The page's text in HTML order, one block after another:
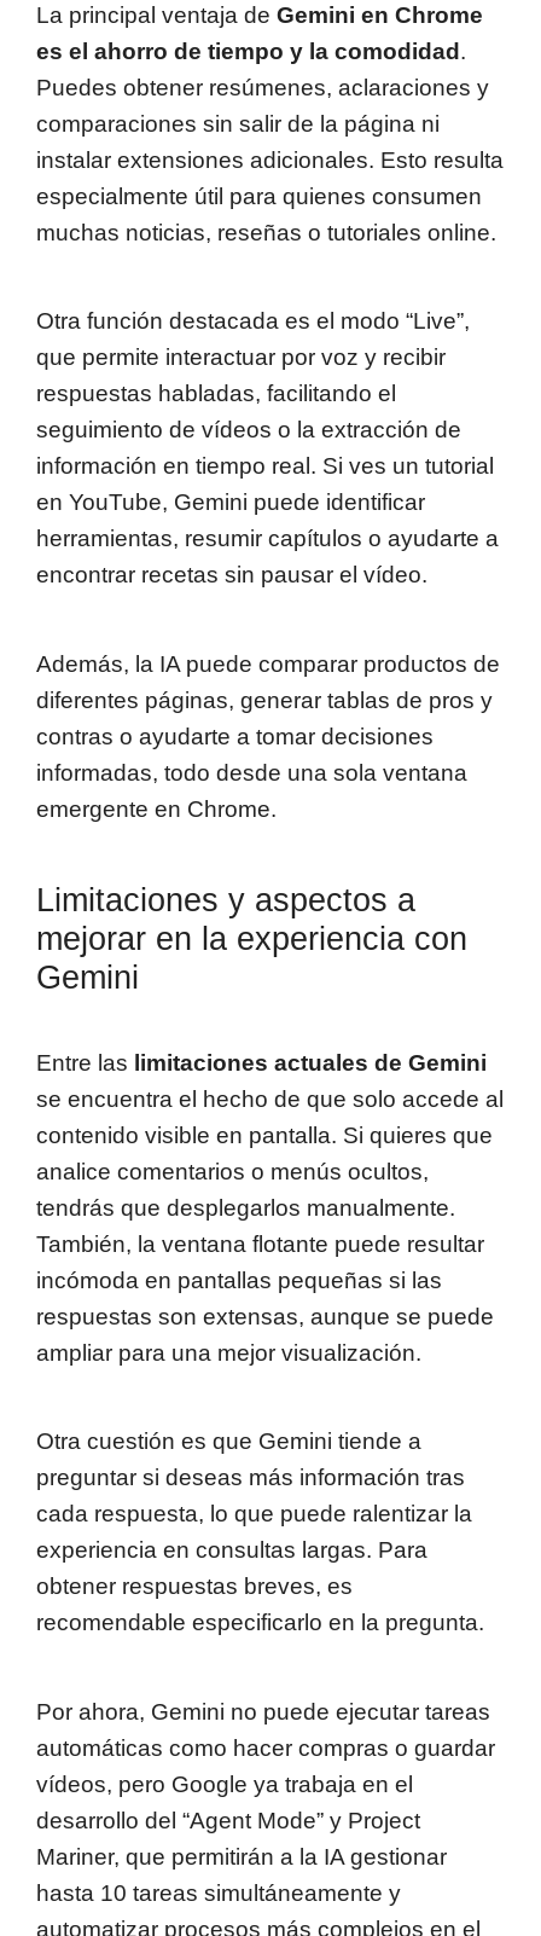
La principal ventaja de Gemini en Chrome
es el ahorro de tiempo y la comodidad.
Puedes obtener resúmenes, aclaraciones y
comparaciones sin salir de la página ni
instalar extensiones adicionales. Esto resulta
especialmente útil para quienes consumen
muchas noticias, reseñas o tutoriales online.
Otra función destacada es el modo “Live”,
que permite interactuar por voz y recibir
respuestas habladas, facilitando el
seguimiento de vídeos o la extracción de
información en tiempo real. Si ves un tutorial
en YouTube, Gemini puede identificar
herramientas, resumir capítulos o ayudarte a
encontrar recetas sin pausar el vídeo.
Además, la IA puede comparar productos de
diferentes páginas, generar tablas de pros y
contras o ayudarte a tomar decisiones
informadas, todo desde una sola ventana
emergente en Chrome.
Limitaciones y aspectos a
mejorar en la experiencia con
Gemini
Entre las limitaciones actuales de Gemini
se encuentra el hecho de que solo accede al
contenido visible en pantalla. Si quieres que
analice comentarios o menús ocultos,
tendrás que desplegarlos manualmente.
También, la ventana flotante puede resultar
incómoda en pantallas pequeñas si las
respuestas son extensas, aunque se puede
ampliar para una mejor visualización.
Otra cuestión es que Gemini tiende a
preguntar si deseas más información tras
cada respuesta, lo que puede ralentizar la
experiencia en consultas largas. Para
obtener respuestas breves, es
recomendable especificarlo en la pregunta.
Por ahora, Gemini no puede ejecutar tareas
automáticas como hacer compras o guardar
vídeos, pero Google ya trabaja en el
desarrollo del “Agent Mode” y Project
Mariner, que permitirán a la IA gestionar
hasta 10 tareas simultáneamente y
automatizar procesos más complejos en el